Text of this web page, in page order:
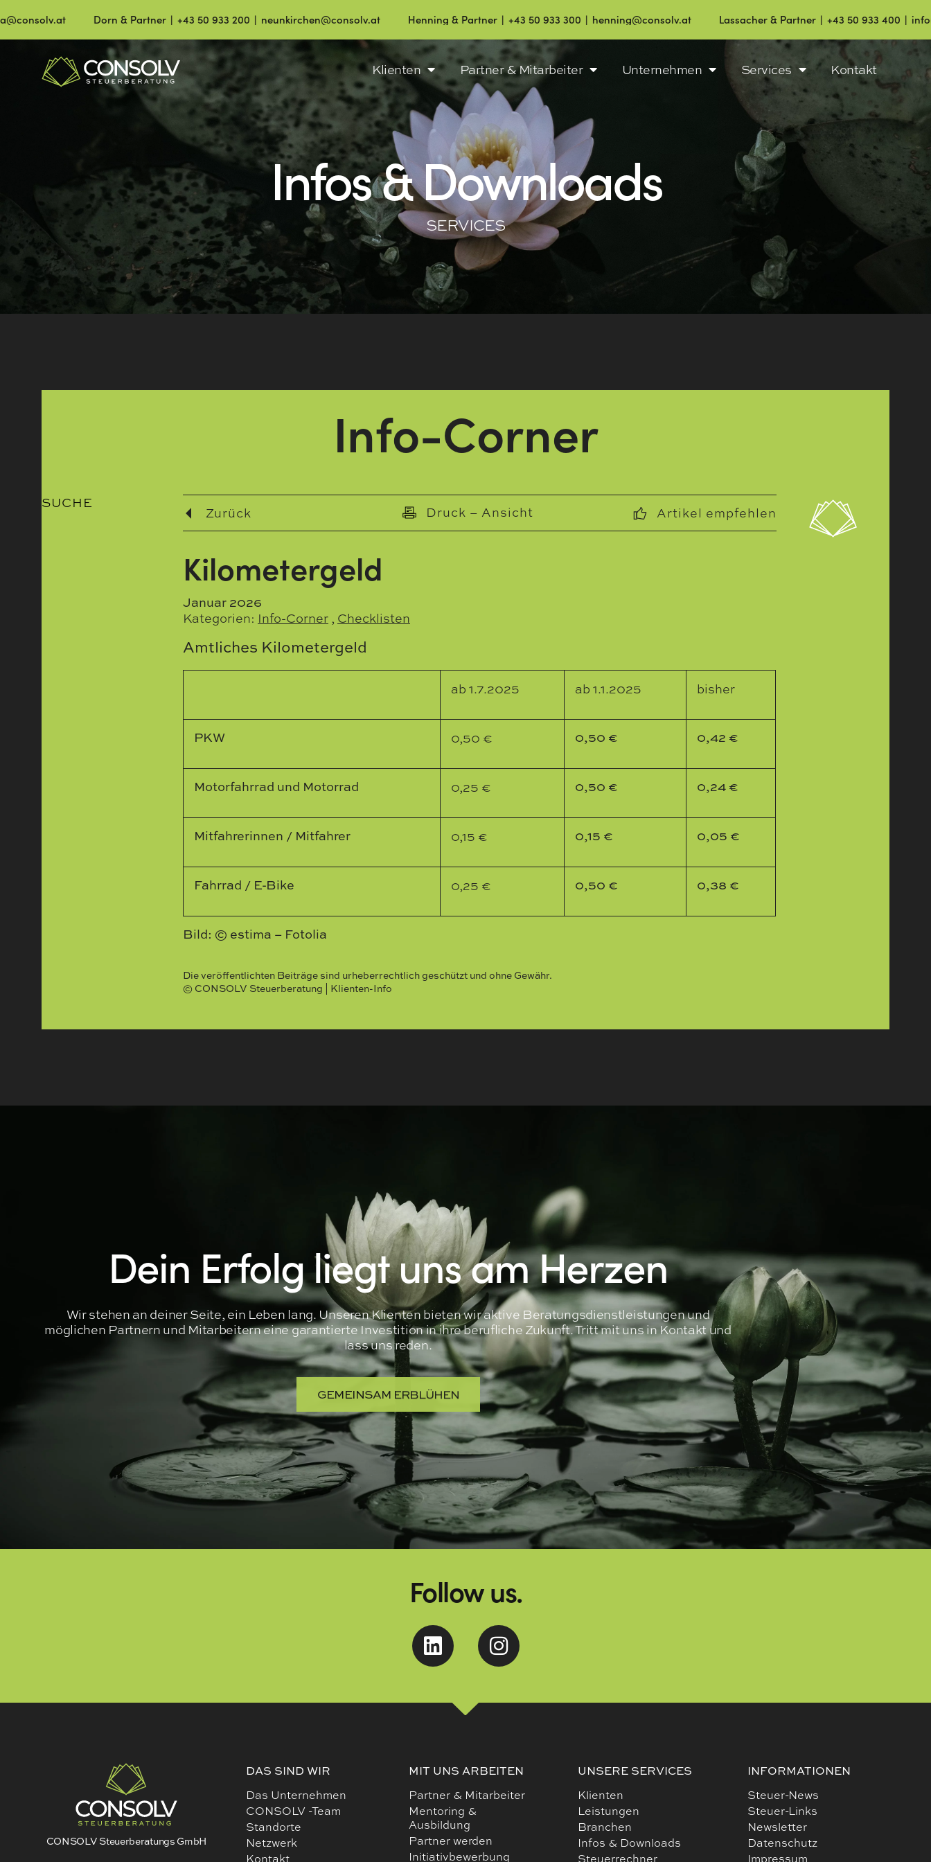
Dorn & Partner ∣ +43 50 933 200 ∣ neunkirchen@consolv.at Henning & Partner ∣ +43 50 933 300 ∣ henning@consolv.at Lassacher & Partner ∣ +43 50 933 400 ∣
Klienten Partner & Mitarbeiter Unternehmen Services Kontakt
Infos & Downloads
SERVICES
Info-Corner
SUCHE
Zurück Druck – Ansicht Artikel empfehlen
Kilometergeld
Januar 2026
Kategorien: Info-Corner , Checklisten
Amtliches Kilometergeld
ab 1.7.2025 ab 1.1.2025 bisher
PKW 0,50 € 0,50 € 0,42 €
Motorfahrrad und Motorrad 0,25 € 0,50 € 0,24 €
Mitfahrerinnen / Mitfahrer 0,15 € 0,15 € 0,05 €
Fahrrad / E-Bike 0,25 € 0,50 € 0,38 €
Bild: © estima – Fotolia
Die veröffentlichten Beiträge sind urheberrechtlich geschützt und ohne Gewähr.
© CONSOLV Steuerberatung | Klienten-Info
Dein Erfolg liegt uns am Herzen
Wir stehen an deiner Seite, ein Leben lang. Unseren Klienten bieten wir aktive Beratungsdienstleistungen und
möglichen Partnern und Mitarbeitern eine garantierte Investition in ihre berufliche Zukunft. Tritt mit uns in Kontakt und
lass uns reden.
GEMEINSAM ERBLÜHEN
Follow us.
CONSOLV Steuerberatungs GmbH
DAS SIND WIR
Das Unternehmen
CONSOLV -Team
Standorte
Netzwerk
Kontakt
MIT UNS ARBEITEN
Partner & Mitarbeiter
Mentoring &
Ausbildung
Partner werden
Initiativbewerbung
UNSERE SERVICES
Klienten
Leistungen
Branchen
Infos & Downloads
Steuerrechner
INFORMATIONEN
Steuer-News
Steuer-Links
Newsletter
Datenschutz
Impressum